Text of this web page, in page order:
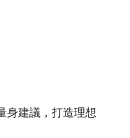
身建議，打造理想